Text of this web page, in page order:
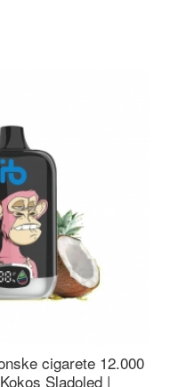
cigarete 12.000
Sladoled |